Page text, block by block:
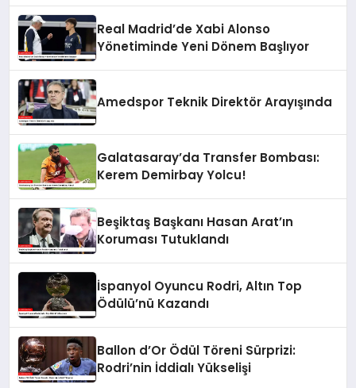
Real Madrid’de Xabi Alonso
Yönetiminde Yeni Dönem Başlıyor
Amedspor Teknik Direktör Arayışında
Galatasaray’da Transfer Bombası:
Kerem Demirbay Yolcu!
Beşiktaş Başkanı Hasan Arat’ın
Koruması Tutuklandı
İspanyol Oyuncu Rodri, Altın Top
Ödülü’nü Kazandı
Ballon d’Or Ödül Töreni Sürprizi:
Rodri’nin İddialı Yükselişi